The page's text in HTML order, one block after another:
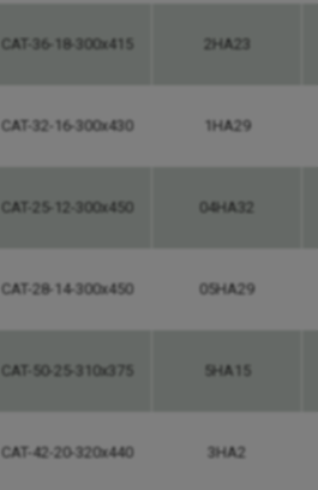
CAT-36-18-300x415 2HA23
CAT-32-16-300x430 1HA29
CAT-25-12-300x450 04HA32
CAT-28-14-300x450 05HA29
CAT-50-25-310x375 5HA15
CAT-42-20-320x440 3HA2